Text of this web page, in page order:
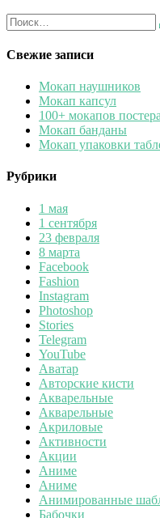
Искать:
Свежие записи
Мокап наушников
Мокап капсул
100+ мокапов постера
Мокап банданы
Мокап упаковки
Рубрики
1 мая
1 сентября
23 февраля
8 марта
Facebook
Fashion
Instagram
Photoshop
Stories
Telegram
YouTube
Аватар
Авторские кисти
Акварельные
Акварельные
Акриловые
Активности
Акции
Аниме
Аниме
Анимированные
Бабочки